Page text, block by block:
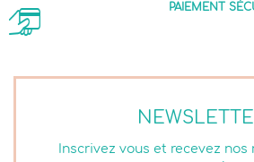
Inscrivez vous et recevez
PAIEMENT